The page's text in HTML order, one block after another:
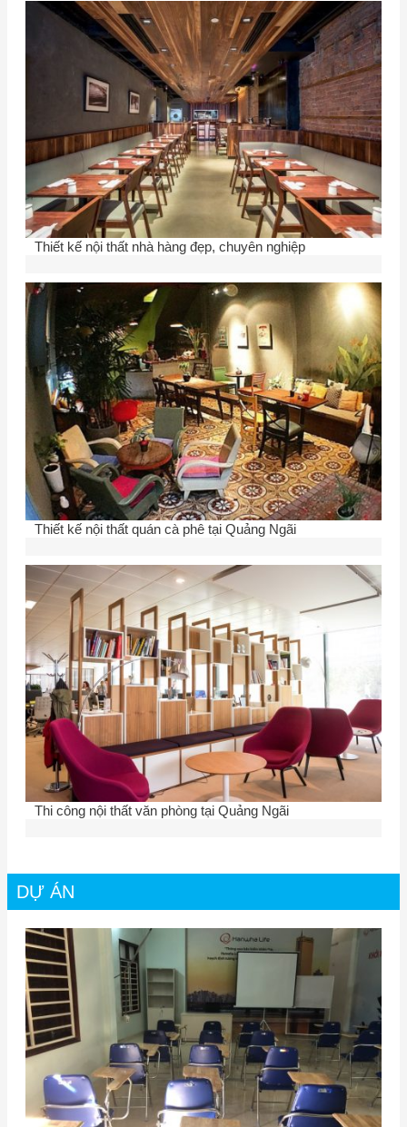
Thiết kế nội thất nhà hàng đẹp, chuyên nghiệp
Thiết kế nội thất quán cà phê tại Quảng Ngãi
Thi công nội thất văn phòng tại Quảng Ngãi
DỰ ÁN